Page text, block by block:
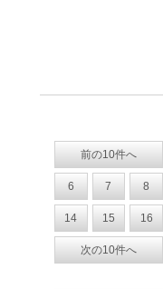
前の10件へ
6 7 8
14 15 16
次の10件へ